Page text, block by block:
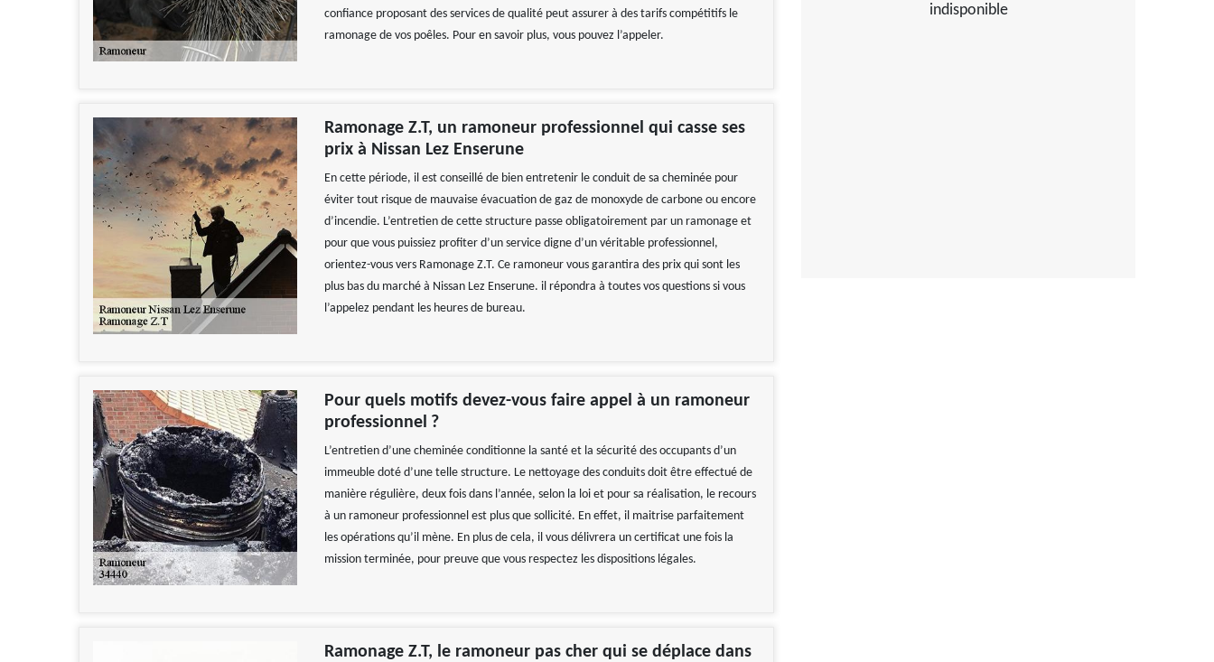
confiance proposant des services de qualité peut assurer à des tarifs compétitifs le
ramonage de vos poêles. Pour en savoir plus, vous pouvez l’appeler.
Ramonage Z.T, un ramoneur professionnel qui casse ses
prix à Nissan Lez Enserune
En cette période, il est conseillé de bien entretenir le conduit de sa cheminée pour
éviter tout risque de mauvaise évacuation de gaz de monoxyde de carbone ou encore
d’incendie. L’entretien de cette structure passe obligatoirement par un ramonage et
pour que vous puissiez profiter d’un service digne d’un véritable professionnel,
orientez-vous vers Ramonage Z.T. Ce ramoneur vous garantira des prix qui sont les
plus bas du marché à Nissan Lez Enserune. il répondra à toutes vos questions si vous
l’appelez pendant les heures de bureau.
Pour quels motifs devez-vous faire appel à un ramoneur
professionnel ?
L’entretien d’une cheminée conditionne la santé et la sécurité des occupants d’un
immeuble doté d’une telle structure. Le nettoyage des conduits doit être effectué de
manière régulière, deux fois dans l’année, selon la loi et pour sa réalisation, le recours
à un ramoneur professionnel est plus que sollicité. En effet, il maitrise parfaitement
les opérations qu’il mène. En plus de cela, il vous délivrera un certificat une fois la
mission terminée, pour preuve que vous respectez les dispositions légales.
Ramonage Z.T, le ramoneur pas cher qui se déplace dans
indisponible